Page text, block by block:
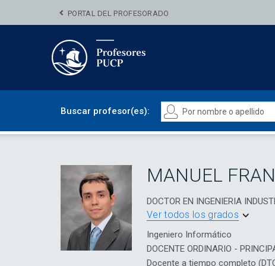
PORTAL DEL PROFESORADO
Buscar profesor(es):
MANUEL
DOCTOR EN INGENIERIA
Ver todos los grados
Ingeniero Informático
DOCENTE ORDINARIO -
Docente a tiempo completo